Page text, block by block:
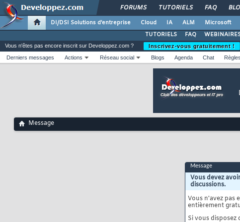
FORUMS TUTORIELS FAQ
DI/DSI Solutions d'entreprise Cloud IA ALM Microsoft
TUTORIELS
FAQ
Vous n'êtes pas encore inscrit sur Developpez.com ?
Inscrivez-vous gratuitement !
Derniers messages
Actions Réseau social Blogs Agenda Chat Règles
Message
Message
Vous devez
discussions.
Vous n'avez pas
entièrement
Si vous